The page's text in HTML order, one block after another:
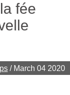
fée
/ March 04 2020